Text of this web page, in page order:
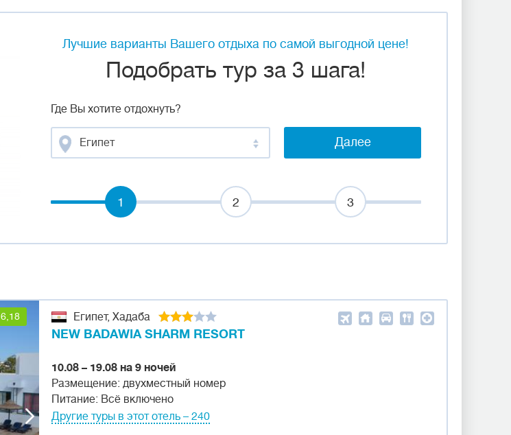
Лучшие варианты Вашего отдыха по самой выгодной цене!
Подобрать тур за 3 шага!
Где Вы хотите отдохнуть?
Египет Далее
1 2 3
6,18 Египет, Хадаба
NEW BADAWIA SHARM RESORT
10.08 – 19.08 на 9 ночей
Размещение: двухместный номер
Питание: Всё включено
Другие туры в этот отель – 240